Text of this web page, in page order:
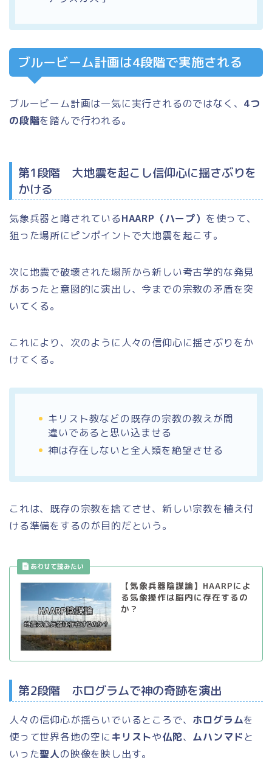
ブルービーム計画は4段階で実施される
ブルービーム計画は一気に実行されるのではなく、 4つ
の段階を踏んで行われる。
第1段階 大地震を起こし信仰心に揺さぶりを
かける
気象兵器と噂されているHAARP（ハープ） を使って、
狙った場所にピンポイントで大地震を起こす。
次に地震で破壊された場所から新しい考古学的な発見
があったと意図的に演出し、今までの宗教の矛盾を突
いてくる。
これにより、次のように人々の信仰心に揺さぶりをか
けてくる。
キリスト教などの既存の宗教の教えが間
違いであると思い込ませる
神は存在しないと全人類を絶望させる
これは、既存の宗教を捨てさせ、新しい宗教を植え付
ける準備をするのが目的だという。
【気象兵器陰謀論】HAARPによ
る気象操作は脳内に存在するの
か？
第2段階 ホログラムで神の奇跡を演出
人々の信仰心が揺らいでいるところで、 ホログラムを
使って世界各地の空に キリストや仏陀、 ムハンマドと
いった聖人の映像を映し出す。